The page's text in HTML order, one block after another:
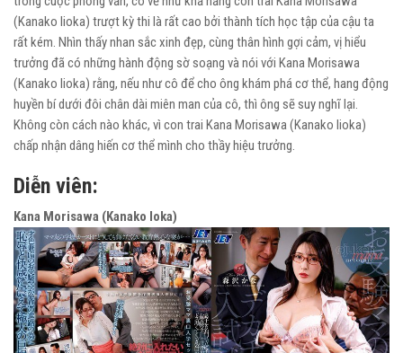
(Kanako Iioka) trượt kỳ thi là rất cao bởi thành tích học tập của cậu ta
rất kém. Nhìn thấy nhan sắc xinh đẹp, cùng thân hình gợi cảm, vị hiểu
trưởng đã có những hành động sờ soạng và nói với Kana Morisawa
(Kanako Iioka) rằng, nếu như cô để cho ông khám phá cơ thể, hang động
huyền bí dưới đôi chân dài miên man của cô, thì ông sẽ suy nghĩ lại.
Không còn cách nào khác, vì con trai Kana Morisawa (Kanako Iioka)
chấp nhận dâng hiến cơ thể mình cho thầy hiệu trưởng.
Diễn viên:
Kana Morisawa (Kanako Ioka)